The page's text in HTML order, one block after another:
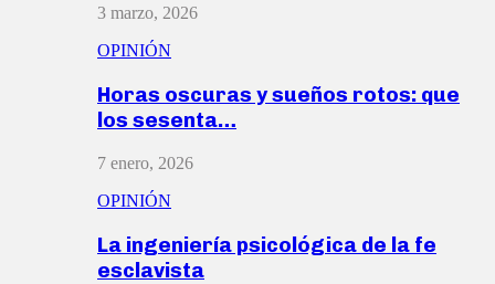
3 marzo, 2026
OPINIÓN
Horas oscuras y sueños rotos: que
los sesenta…
7 enero, 2026
OPINIÓN
La ingeniería psicológica de la fe
esclavista